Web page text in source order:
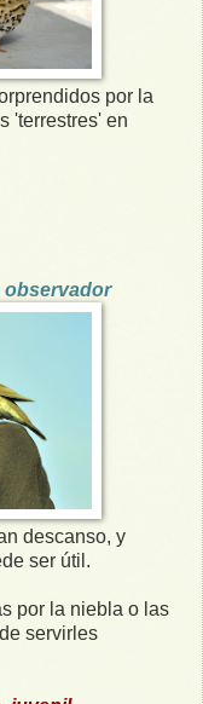
por la
'terrestres' en
observador
descanso, y
ser útil.
por la niebla o las
servirles